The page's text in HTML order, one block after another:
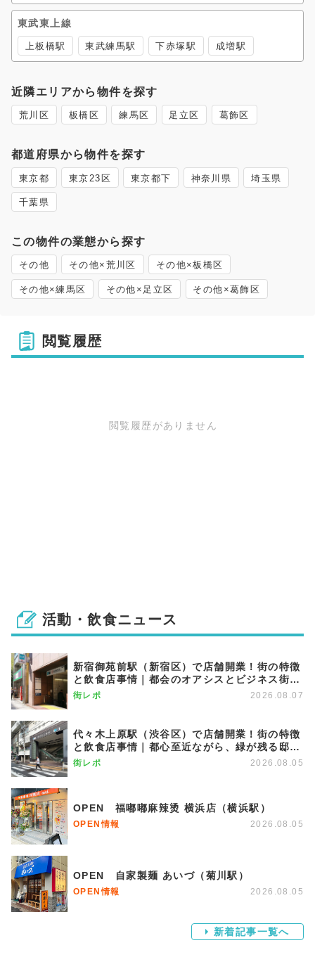
東武東上線
上板橋駅 東武練馬駅 下赤塚駅 成増駅
近隣エリアから物件を探す
荒川区 板橋区 練馬区 足立区 葛飾区
都道府県から物件を探す
東京都 東京23区 東京都下 神奈川県 埼玉県
千葉県
この物件の業態から探す
その他 その他×荒川区 その他×板橋区
その他×練馬区 その他×足立区 その他×葛飾区
閲覧履歴
閲覧履歴がありません
活動・飲食ニュース
新宿御苑前駅（新宿区）で店舗開業！街の特徴
と飲食店事情｜都会のオアシスとビジネス街が
調和する優雅な街
街レポ 2026.08.07
代々木上原駅（渋谷区）で店舗開業！街の特徴
と飲食店事情｜都心至近ながら、緑が残る邸宅
エリア
街レポ 2026.08.05
OPEN 福嘟嘟麻辣烫 横浜店（横浜駅）
OPEN情報 2026.08.05
OPEN 自家製麺 あいづ（菊川駅）
OPEN情報 2026.08.05
新着記事一覧へ